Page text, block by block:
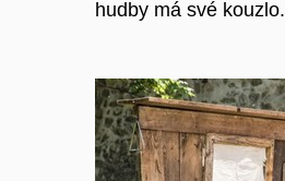
hudby má své kouzlo.